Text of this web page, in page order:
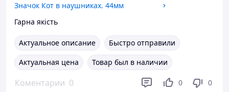
Значок Кот в наушниках. 44мм
Гарна якість
Актуальное описание
Быстро отправили
Актуальная цена
Товар был в наличии
Коментарии 0 0 0